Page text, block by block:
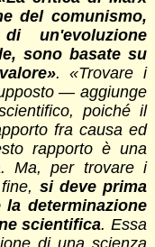
del comunismo,
un'evoluzione
sono basate su
. «Trovare i
— aggiunge
poiché il
fra causa ed
rapporto è una
Ma, per trovare i
si deve prima
determinazione
scientifica. Essa